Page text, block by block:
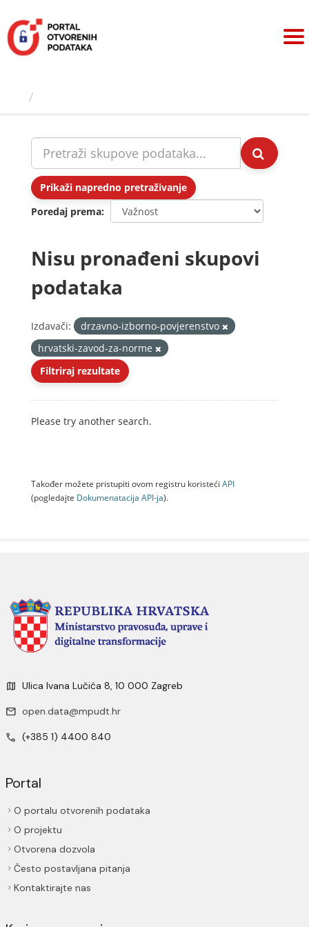
sadržaj
Prikaži napredno pretraživanje
Poredaj prema
Nisu pronađeni skupovi
podataka
Izdavači:
drzavno-izborno-povjerenstvo
hrvatski-zavod-za-norme
Filtriraj rezultate
Please try another search.
Također možete pristupiti ovom registru koristeći API
(pogledajte Dokumenаtаcijа API-jа).